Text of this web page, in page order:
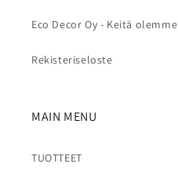
Eco Decor Oy - Keitä olemme
Rekisteriseloste
MAIN MENU
TUOTTEET